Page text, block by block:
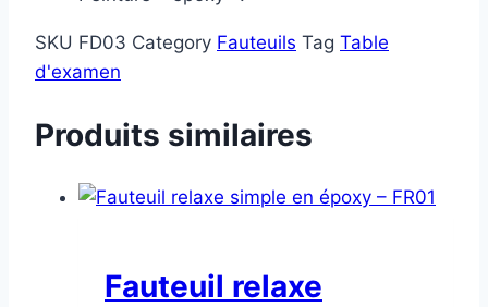
SKU FD03 Category Fauteuils Tag Table
d'examen
Produits similaires
Fauteuil relaxe